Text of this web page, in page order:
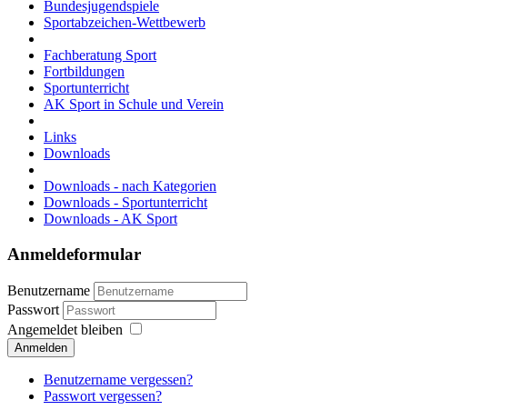
Bundesjugendspiele
Sportabzeichen-Wettbewerb
Fachberatung Sport
Fortbildungen
Sportunterricht
AK Sport in Schule und Verein
Links
Downloads
Downloads - nach Kategorien
Downloads - Sportunterricht
Downloads - AK Sport
Anmeldeformular
Benutzername
Passwort
Angemeldet bleiben
Anmelden
Benutzername vergessen?
Passwort vergessen?